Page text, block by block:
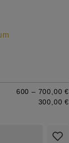
600 – 700,00 €
300,00 €